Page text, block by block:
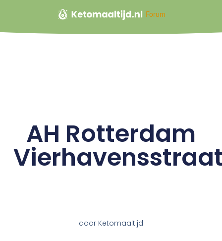
Forum
AH Rotterdam
doorKetomaaltijd